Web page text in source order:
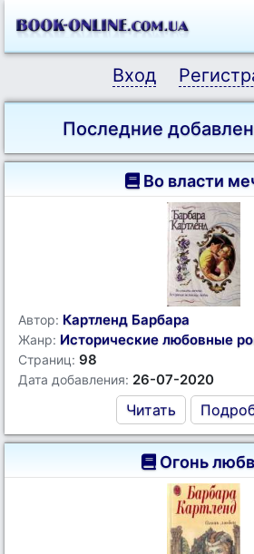
Вход
Последние
Во власти
Автор: Картленд Барбара
Жанр: Исторические любовные
Страниц: 98
Дата добавления: 26-07-2020
Читать
Огонь